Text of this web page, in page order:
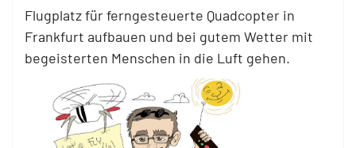
Flugplatz für ferngesteuerte Quadcopter in
Frankfurt aufbauen und bei gutem Wetter mit
begeisterten Menschen in die Luft gehen.